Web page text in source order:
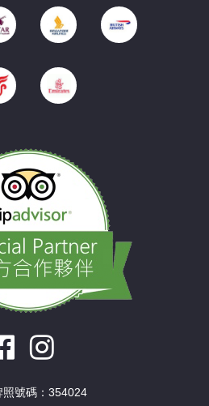
照號碼：354024